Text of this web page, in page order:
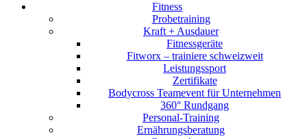
Fitness
Probetraining
Kraft + Ausdauer
Fitnessgeräte
Fitworx – trainiere schweizweit
Leistungssport
Zertifikate
Bodycross Teamevent für Unternehmen
360° Rundgang
Personal-Training
Ernährungsberatung